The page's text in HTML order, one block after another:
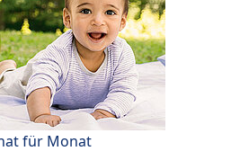
für Monat